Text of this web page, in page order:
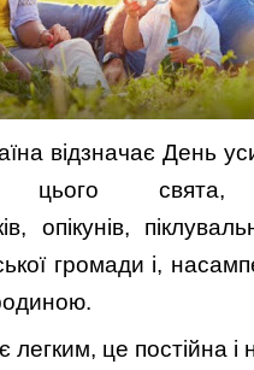
відзначає День
свята, –
опікунів,
громади і,
легким, це постійна